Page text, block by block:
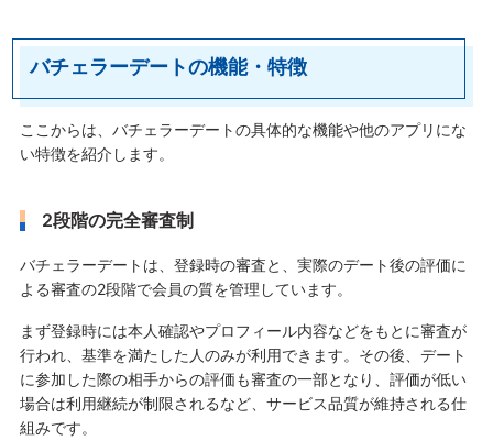
バチェラーデートの機能・特徴
ここからは、バチェラーデートの具体的な機能や他のアプリにな
い特徴を紹介します。
2段階の完全審査制
バチェラーデートは、登録時の審査と、実際のデート後の評価に
よる審査の2段階で会員の質を管理しています。
まず登録時には本人確認やプロフィール内容などをもとに審査が
行われ、基準を満たした人のみが利用できます。その後、デート
に参加した際の相手からの評価も審査の一部となり、評価が低い
場合は利用継続が制限されるなど、サービス品質が維持される仕
組みです。